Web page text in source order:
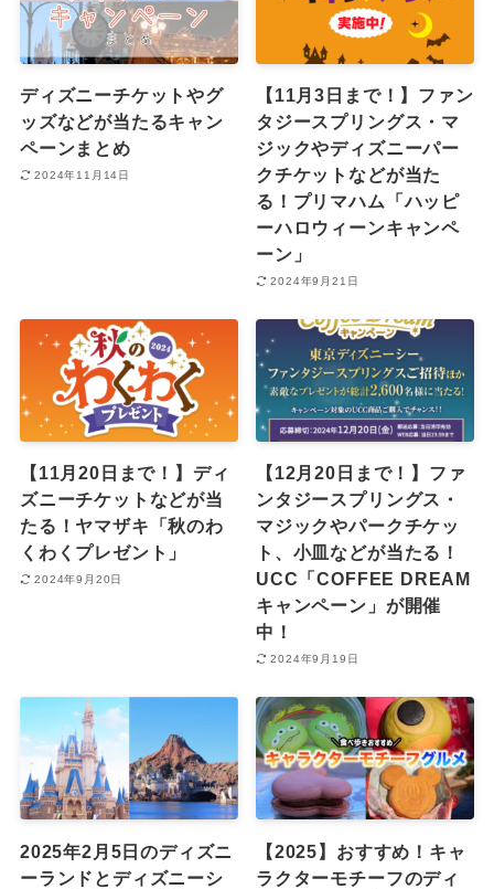
ディズニーチケットやグ
ッズなどが当たるキャン
ペーンまとめ
2024年11月14日
【11月3日まで！】ファン
タジースプリングス・マ
ジックやディズニーパー
クチケットなどが当た
る！プリマハム「ハッピ
ーハロウィーンキャンペ
ーン」
2024年9月21日
【11月20日まで！】ディ
ズニーチケットなどが当
たる！ヤマザキ「秋のわ
くわくプレゼント」
2024年9月20日
【12月20日まで！】ファ
ンタジースプリングス・
マジックやパークチケッ
ト、小皿などが当たる！
UCC「COFFEE DREAM
キャンペーン」が開催
中！
2024年9月19日
2025年2月5日のディズニ
ーランドとディズニーシ
【2025】おすすめ！キャ
ラクターモチーフのディ